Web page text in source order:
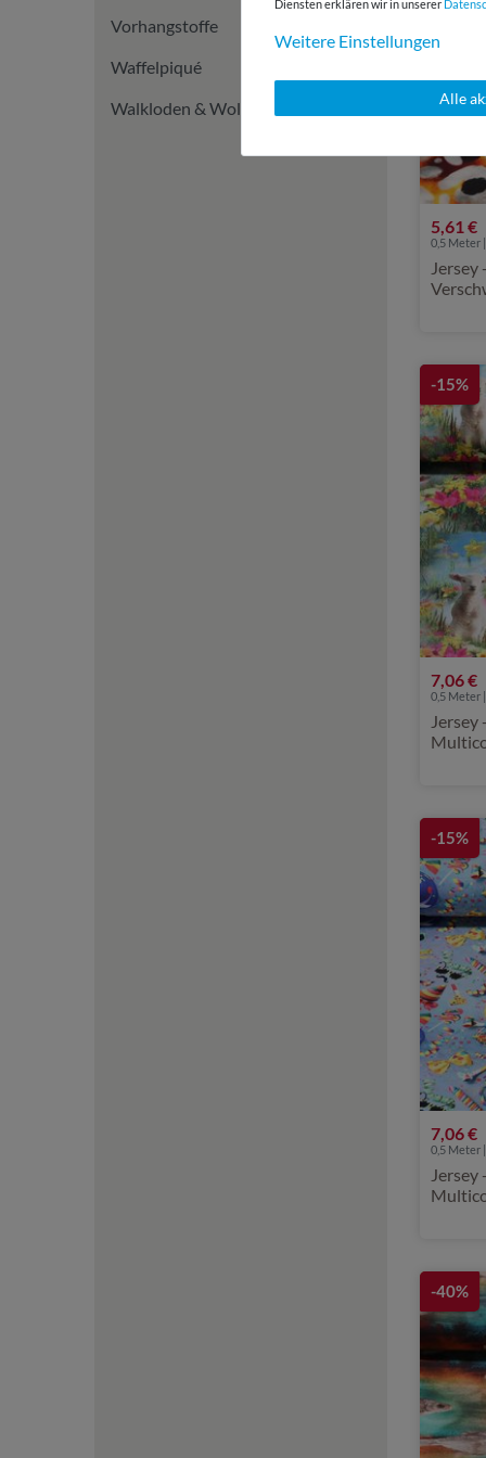
Vorhangstoffe
Waffelpiqué
Walkloden & Wollstoffe
5,61 €
0,5 Meter
-15%
7,06 €
0,5 Meter
-15%
7,06 €
0,5 Meter
-40%
Diensten erklären wir in unserer
Weitere Einstellungen
Alle